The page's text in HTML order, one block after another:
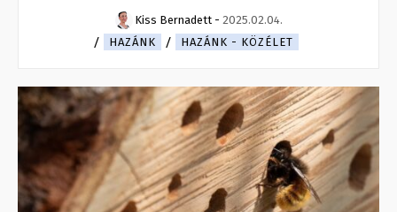
Kiss Bernadett - 2025.02.04.
HAZÁNK
HAZÁNK - KÖZÉLET